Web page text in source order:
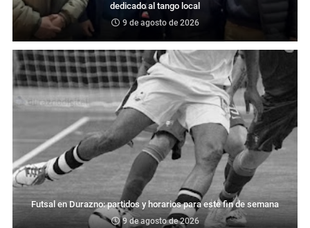
dedicado al tango local
9 de agosto de 2026
Futsal en Durazno: partidos y horarios para este fin de semana
9 de agosto de 2026